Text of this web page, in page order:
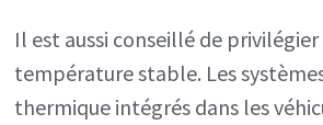
Il est aussi conseillé de privilégier
température stable. Les
thermique intégrés dans les